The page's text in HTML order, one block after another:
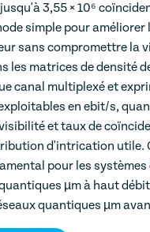
3,55 × 10⁶
simple pour améliorer
sans compromettre la
les matrices de densité
canal multiplexé et
en ebit/s,
et taux de
d'intrication utile.
pour les systèmes
µm à haut
quantiques µm